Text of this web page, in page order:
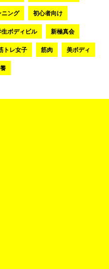
ニング 初心者向け
生ボディビル 新極真会
トレ女子 筋肉 美ボディ